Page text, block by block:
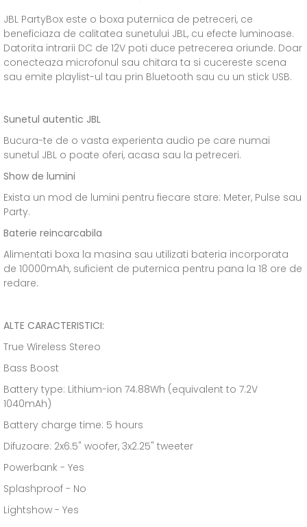
JBL PartyBox este o boxa puternica de petreceri, ce
beneficiaza de calitatea sunetului JBL, cu efecte luminoase.
Datorita intrarii DC de 12V poti duce petrecerea oriunde. Doar
conecteaza microfonul sau chitara ta si cucereste scena
sau emite playlist-ul tau prin Bluetooth sau cu un stick USB.
Sunetul autentic JBL
Bucura-te de o vasta experienta audio pe care numai
sunetul JBL o poate oferi, acasa sau la petreceri.
Show de lumini
Exista un mod de lumini pentru fiecare stare: Meter, Pulse sau
Party.
Baterie reincarcabila
Alimentati boxa la masina sau utilizati bateria incorporata
de 10000mAh, suficient de puternica pentru pana la 18 ore de
redare.
ALTE CARACTERISTICI:
True Wireless Stereo
Bass Boost
Battery type: Lithium-ion 74.88Wh (equivalent to 7.2V
1040mAh)
Battery charge time: 5 hours
Difuzoare: 2x6.5" woofer, 3x2.25" tweeter
Powerbank - Yes
Splashproof - No
Lightshow - Yes